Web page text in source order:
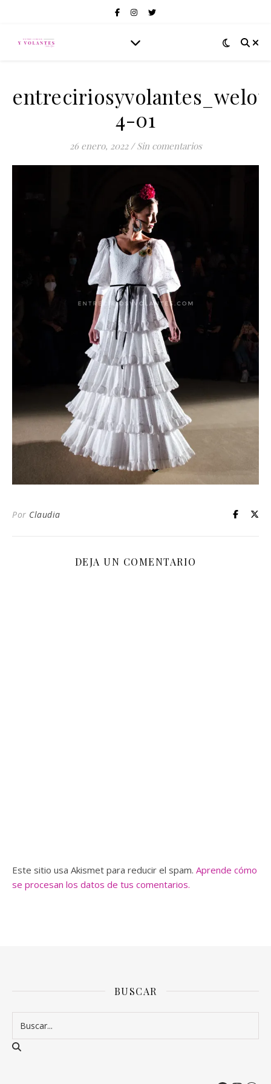
4-01
26 enero, 2022 / Sin comentarios
Por Claudia
DEJA UN COMENTARIO
Este sitio usa Akismet para reducir el spam. Aprende cómo
se procesan los datos de tus comentarios.
BUSCAR